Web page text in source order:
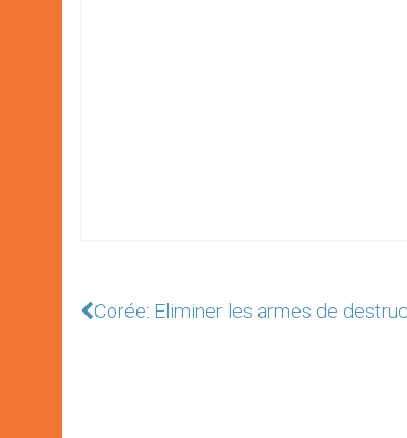
Corée: Eliminer les armes de